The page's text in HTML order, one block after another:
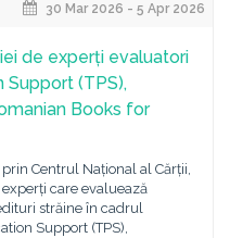
30 Mar 2026 - 5 Apr 2026
de experți evaluatori
Support (TPS),
Books for
Centrul Național al Cărții,
care evaluează
străine în cadrul
Support (TPS),